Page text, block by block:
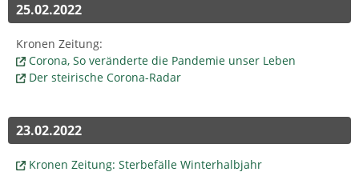
25.02.2022
Kronen Zeitung:
Corona, So veränderte die Pandemie unser Leben
Der steirische Corona-Radar
23.02.2022
Kronen Zeitung: Sterbefälle Winterhalbjahr